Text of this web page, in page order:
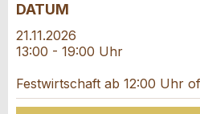
Anzeige
Anzeige
Reservation
Veranstaltungsdatum *:
DATUM
21.11.2026
13:00 - 19:00 Uhr
Festwirtschaft ab 12:00 Uhr